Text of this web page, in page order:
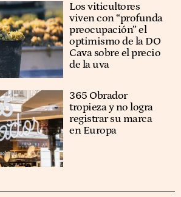
Los viticultores
viven con “profunda
preocupación” el
optimismo de la DO
Cava sobre el precio
de la uva
365 Obrador
tropieza y no logra
registrar su marca
en Europa